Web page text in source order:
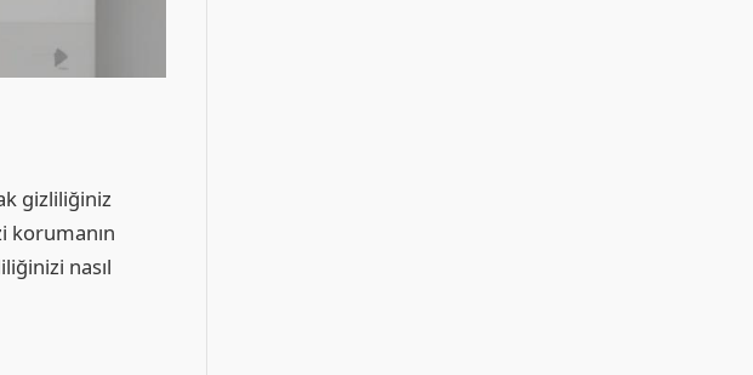
gizliliğiniz
korumanın
nasıl